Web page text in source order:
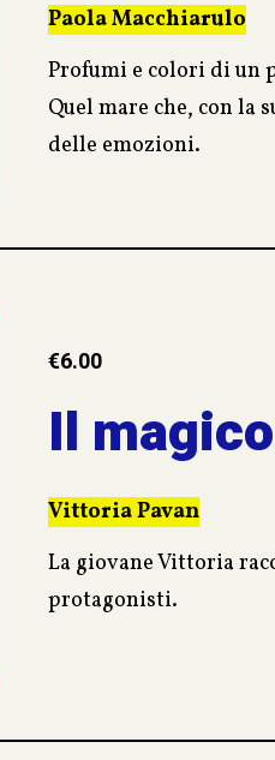
Paola Macchiarulo
Profumi e colori di un
Quel mare che, con
delle emozioni.
Il
€6.00
Vittoria Pavan
La giovane Vittoria
protagonisti.